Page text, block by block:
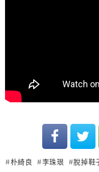
朴綺良 李珠珢 脫掉鞋